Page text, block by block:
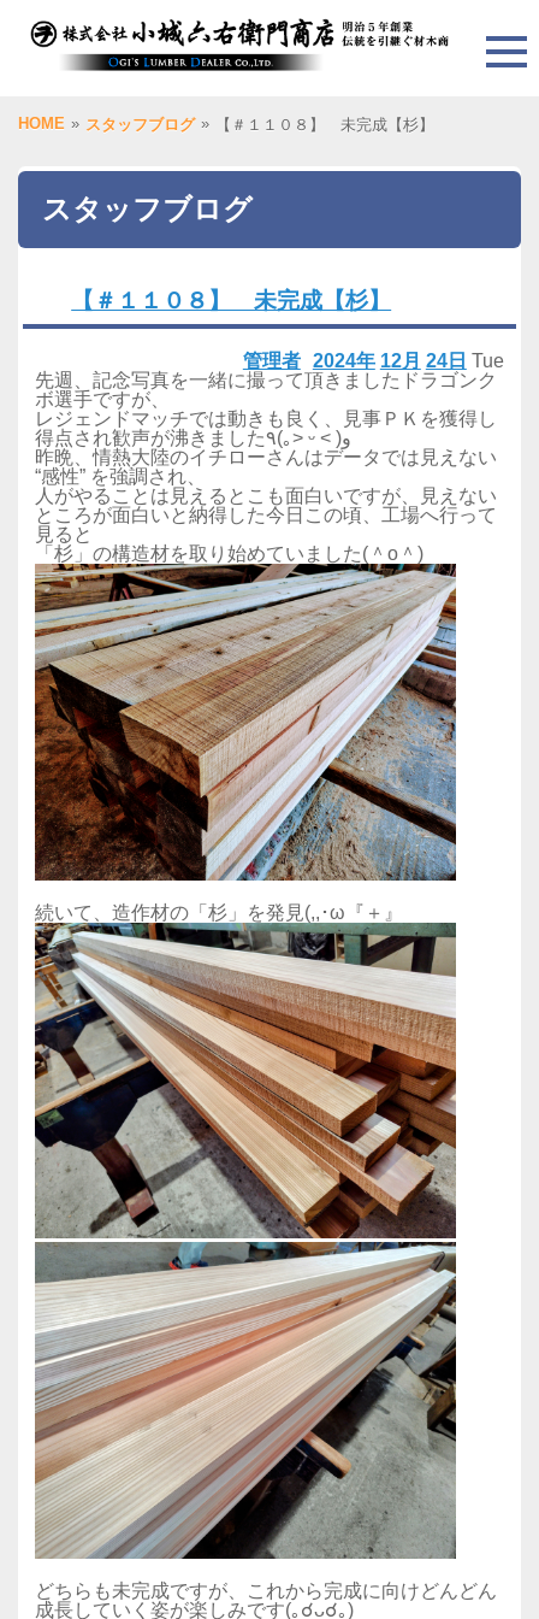
HOME » スタッフブログ » 【＃１１０８】 未完成【杉】
スタッフブログ
【＃１１０８】 未完成【杉】
2024年 12月 24日 Tue
管理者
先週、記念写真を一緒に撮って頂きましたドラゴンク
ボ選手ですが、
レジェンドマッチでは動きも良く、見事ＰＫを獲得し
得点され歓声が沸きました٩(｡˃ ᵕ ˂ )و
昨晩、情熱大陸のイチローさんはデータでは見えない
“感性” を強調され、
人がやることは見えるとこも面白いですが、見えない
ところが面白いと納得した今日この頃、工場へ行って
見ると
「杉」の構造材を取り始めていました‪(＾o＾)
続いて、造作材の「杉」を発見(,,･ω『＋』ゞ
どちらも未完成ですが、これから完成に向けどんどん
成長していく姿が楽しみです(｡☌ᴗ☌｡)